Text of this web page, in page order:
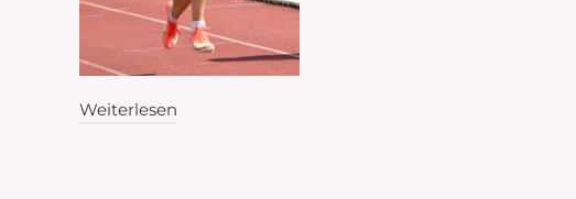
Weiterlesen